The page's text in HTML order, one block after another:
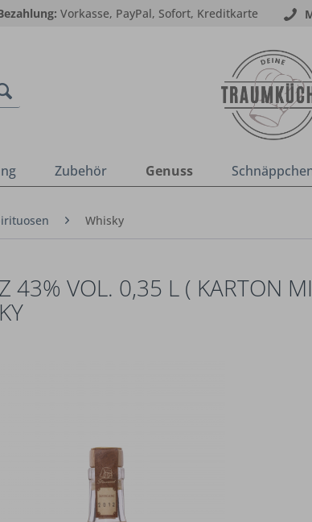
Vorkasse, PayPal, Sofort, Kreditkarte
Zubehör Genuss
Whisky
43% VOL. 0,35 L ( KARTON